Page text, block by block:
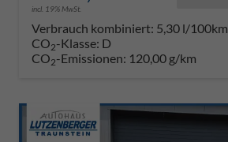
incl. 19% MwSt.
Verbrauch kombiniert: 5,30 l/100km
CO2-Klasse: D
CO2-Emissionen: 120,00 g/km